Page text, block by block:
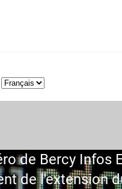
de Bercy Infos
de l'extension